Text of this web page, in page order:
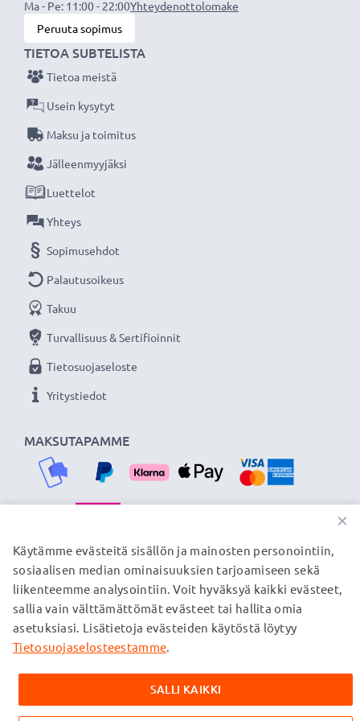
Lähtöjännite / Output Volttia:5V
Ampeeri / Output ampeeri:
Teho / Power Watt:5W
Kaapelin pituus:
★ 3 vuoden takuu ★
verkkokauppa, joka tarjoaa laadukkaita tuotteita, ja
siksi tarjoamme 36 kuukauden takuun!
Ma - Pe: 11:00 - 22:00Yhteydenottolomake
Peruuta sopimus
MAKSUTAPAMME
TIETOA SUBTELISTA
Tietoa meistä
Usein kysytyt
Maksu ja toimitus
Jälleenmyyjäksi
Luettelot
Yhteys
Sopimusehdot
Palautusoikeus
Takuu
Turvallisuus & Sertifioinnit
Tietosuojaseloste
Yritystiedot
TOIMITUSKUMPPANIMME
© subtel.fi 2026
Kaikki hinnat sisältävät arvonlisäveron, mutta ei
toimituskuluja. Kaikki sivuillamme mainitut tavaramerkit ovat
verkkosivuillamme ainoastaan tuotteitamme koskevan
×
Käytämme evästeitä sisällön ja mainosten personointiin,
sosiaalisen median ominaisuuksien tarjoamiseen sekä
liikenteemme analysointiin. Voit hyväksyä kaikki evästeet,
sallia vain välttämättömät evästeet tai hallita omia
asetuksiasi. Lisätietoja evästeiden käytöstä löytyy
Tietosuojaselosteestamme.
SALLI KAIKKI